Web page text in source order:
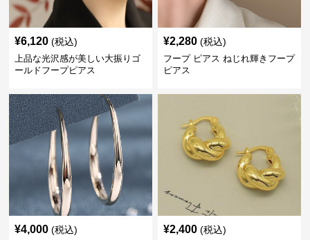
¥6,120 (税込)
上品な光沢感が美しい大振りゴ
ールドフープピアス
¥2,280 (税込)
フープ ピアス ねじれ輝きフープ
ピアス
¥4,000 (税込) ¥2,400 (税込)